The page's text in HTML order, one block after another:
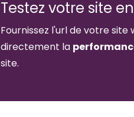
Testez votre site
Fournissez l'url de votre
directement la
site.